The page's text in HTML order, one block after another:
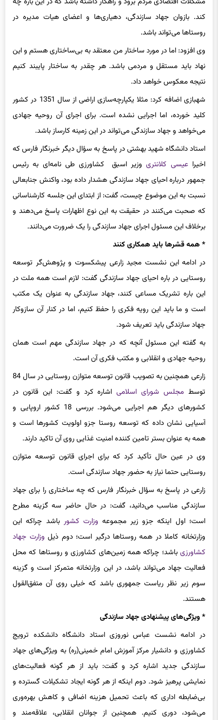
کند. بازوان جهاد سازندگی،‌ دهیاری‌ها و اعضای هیاتمدیره در
روستاها می‌تواند باشد.
وی افزود: اما در مورد ساختار من معتقد به بی‌ساختاری هستم و این
نهاد باید مستقل و مردمی باشد. هر چقدر به ساختار پایبند کنیم
نتیجه معکوس خواهد داد.
کلید خورده، اما اجرایی نشده است. برای اجرای آن روحیه جهادی
می‌خواهد و جهاد سازندگی می‌تواند در این زمینه کارساز باشد.
استاد دانشگاه شهید بهشتی در پاسخ به سؤال دیگر خبرنگار فارس که
اخیراعیسی کلانتریوزیر اسبق کشاورزی طی نامه‌ای به رئیس
جمهور درباره احیای جهاد سازندگی هشدار داده بود، واکنش جنابعالی
نسبت به این موضوع چیست، گفت: از ابتدای این جلسه کارشناسانی
که صحبت می‌کنند در حقیقت به این نوع اظهارات پاسخ می‌دهند و
برخلاف این مسئول اجرای جهاد سازندگی را یک ضرورت می‌دانند.
* همه قشرها باید همکاری کنند
در ادامه این نشست مجید زارعی پیشکسوت و پژوهش‌گر توسعه
روستایی در باره احیای جهاد سازندگی گفت: لازم است همه ملت در
این باره تشریک مساعی کنند، جهاد سازندگی به عنوان یک مکتب
است و ما باید این رویه فکری را حفظ کنیم، اما در کنار آن سازوکار
جهاد سازندگی باید تعریف شود.
به گفته این مسئول آنچه که در جهاد سازندگی مهم است همان
روحیه جهادی و انقلابی و مکتب فکری آن است.
توسطمجلس شورای اسلامیاشاره کرد و گفت: این قانون در
کشورهای دیگر هم اجرایی می‌شود. بررسی 18 کشور اروپایی و
آسیایی نشان داده که توسعه روستا جزو اولویت کشورها است و
همه به عنوان بستر تامین کننده امنیت غذایی روی آن تاکید دارند.
وی در عین حال تأکید کرد که برای اجرای قانون توسعه متوازن
روستایی حتما نیاز به حضور جهاد سازندگی است.
زارعی در پاسخ به سؤال خبرنگار فارس که چه ساختاری را برای جهاد
سازندگی مناسب می‌دانید، گفت: در حال حاضر سه گزینه مطرح
است؛ اول اینکه جزو زیر مجموعه وزارت کشور باشد چراکه این
وزارتخانه کاملا در همه روستاها درگیر است؛ دوم ذیل وزارت جهاد
کشاورزی باشد؛ چراکه همه زمین‌های کشاورزی و روستاها که محل
فعالیت جهاد می‌تواند باشد، در این وزارتخانه متمرکز است و گزینه
سوم زیر نظر ریاست جمهوری باشد که خیلی روی آن متفق‌ القول
هستند.
* ویژگی‌های پیشنهادی جهاد سازندگی
در ادامه نشست عباس نوروزی استاد دانشگاه دانشکده ترویج
کشاورزی و دانشیار مرکز آموزش امام خمینی(ره) به ویژگی‌های جهاد
سازندگی جدید اشاره کرد و گفت: باید از هر گونه فعالیت‌های
نمایشی پرهیز شود. دوم اینکه از هر گونه ایجاد تشکیلات گسترده و
بی‌ضابطه اداری که باعث تحمیل هزینه اضافی و کاهش بهره‌وری
می‌شود، دوری کنیم. همچنین از جوانان انقلابی، علاقه‌مند و
متخصص بهره‌گیری شود و نهایتا با مدیریت جهادی و روحیه جهادی